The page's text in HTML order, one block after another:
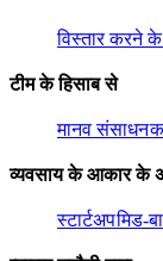
विस्तार करने के
टीम के हिसाब से​​
मानव संसाधन​​
व्यवसाय के आकार के
स्टार्टअप​​मिड-